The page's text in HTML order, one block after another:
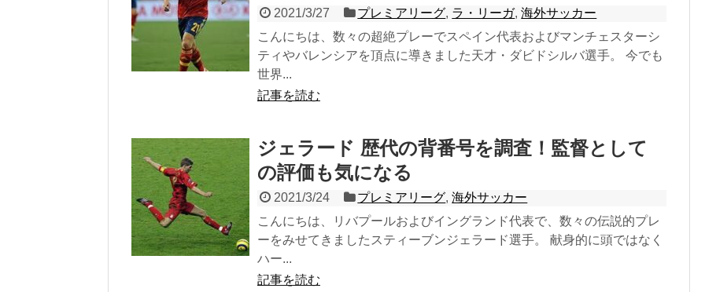
2021/3/27 プレミアリーグ, ラ・リーガ,海外サッカー
こんにちは、数々の超絶プレーでスペイン代表およびマンチェスターシ
ティやバレンシアを頂点に導きました天才・ダビドシルバ選手。 今でも
世界...
記事を読む
ジェラード 歴代の背番号を調査！監督として
の評価も気になる
2021/3/24 プレミアリーグ,海外サッカー
こんにちは、リバプールおよびイングランド代表で、数々の伝説的プレ
ーをみせてきましたスティーブンジェラード選手。 献身的に頭ではなく
ハー...
記事を読む